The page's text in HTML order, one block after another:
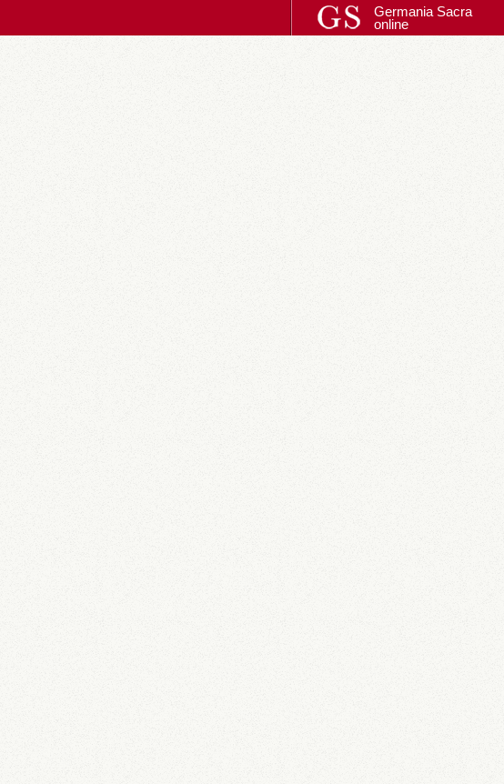
Germania Sacra
online